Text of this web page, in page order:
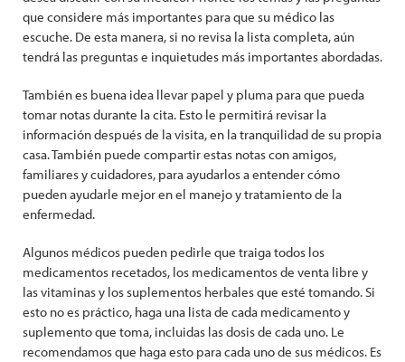
que considere más importantes para que su médico las
escuche. De esta manera, si no revisa la lista completa, aún
tendrá las preguntas e inquietudes más importantes abordadas.
También es buena idea llevar papel y pluma para que pueda
tomar notas durante la cita. Esto le permitirá revisar la
información después de la visita, en la tranquilidad de su propia
casa. También puede compartir estas notas con amigos,
familiares y cuidadores, para ayudarlos a entender cómo
pueden ayudarle mejor en el manejo y tratamiento de la
enfermedad.
Algunos médicos pueden pedirle que traiga todos los
medicamentos recetados, los medicamentos de venta libre y
las vitaminas y los suplementos herbales que esté tomando. Si
esto no es práctico, haga una lista de cada medicamento y
suplemento que toma, incluidas las dosis de cada uno. Le
recomendamos que haga esto para cada uno de sus médicos. Es